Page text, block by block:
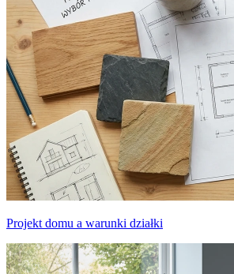
Projekt domu a warunki działki